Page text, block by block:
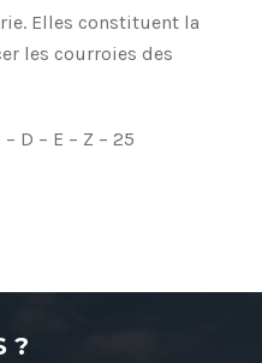
Elles constituent la
les courroies des
– D – E – Z – 25
?